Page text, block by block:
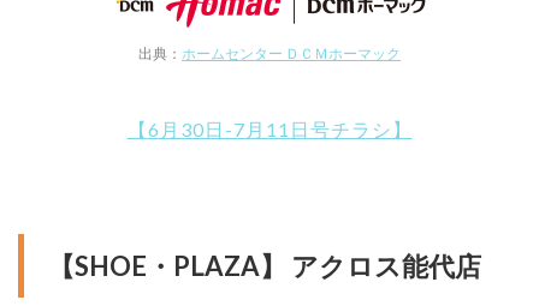
出典： ホームセンター ＤＣＭホーマック
【6月30日-7月11日号チラシ】
【SHOE・PLAZA】 アクロス能代店